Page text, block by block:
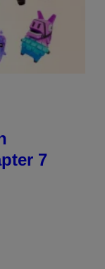
7